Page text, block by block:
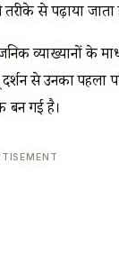
से पढ़ाया जाता
व्याख्यानों के
से उनका पहला
बन गई है।